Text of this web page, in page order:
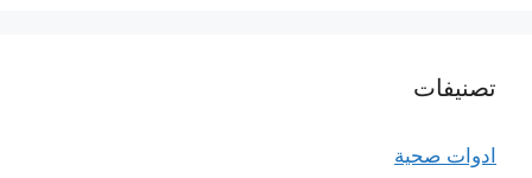
تصنيفات
ادوات صحية